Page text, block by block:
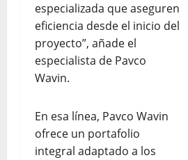
especializada que aseguren
eficiencia desde el inicio del
proyecto”, añade el
especialista de Pavco
Wavin.
En esa línea, Pavco Wavin
ofrece un portafolio
integral adaptado a los